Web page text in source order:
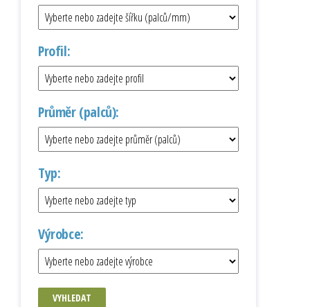
Profil:
Průměr (palců):
Typ:
Výrobce:
VYHLEDAT